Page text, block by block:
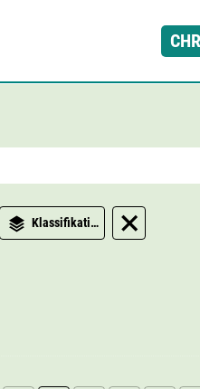
Klassifikation